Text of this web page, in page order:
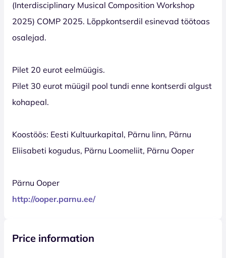
(Interdisciplinary Musical Composition Workshop
2025) COMP 2025. Lõppkontserdil esinevad töötoas
osalejad.
Pilet 20 eurot eelmüügis.
Pilet 30 eurot müügil pool tundi enne kontserdi algust
kohapeal.
Koostöös: Eesti Kultuurkapital, Pärnu linn, Pärnu
Eliisabeti kogudus, Pärnu Loomeliit, Pärnu Ooper
Pärnu Ooper
http://ooper.parnu.ee/
Price information